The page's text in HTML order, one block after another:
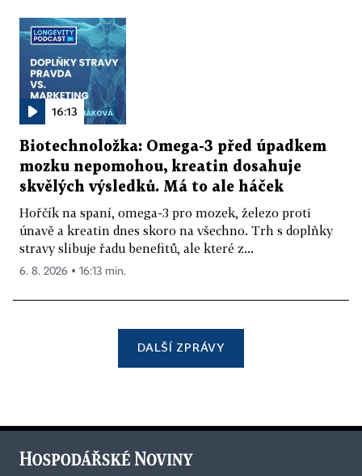
16:13
Biotechnoložka: Omega-3 před úpadkem
mozku nepomohou, kreatin dosahuje
skvělých výsledků. Má to ale háček
Hořčík na spaní, omega-3 pro mozek, železo proti
únavě a kreatin dnes skoro na všechno. Trh s doplňky
stravy slibuje řadu benefitů, ale které z...
6. 8. 2026 ▪ 16:13 min.
DALŠÍ ZPRÁVY